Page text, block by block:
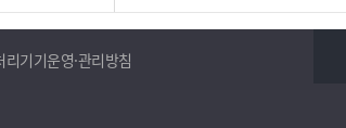
기기운영·관리방침